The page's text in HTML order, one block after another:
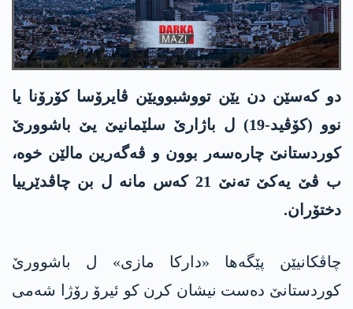
دو كه‌سێن دن یێن تووشبوویێن ڤایرۆسا كۆرۆنا یا
نوو (كۆڤید-19) ل باژارێ سلێمانیێ یێ باشوورێ
كوردستانێ چاره‌سه‌ر بوون و ڤه‌گه‌رین مالێن خوه‌،
ب ڤێ یه‌كێ ته‌نێ 21 كه‌س مانه‌ ل بن چاڤدێرییا
دختۆران.
چاڤكانیێن پێگه‌ها «داركا مازی» ل باشوورێ
كوردستانێ ده‌ست نیشان كرن كو ئیرۆ رۆژا شه‌می